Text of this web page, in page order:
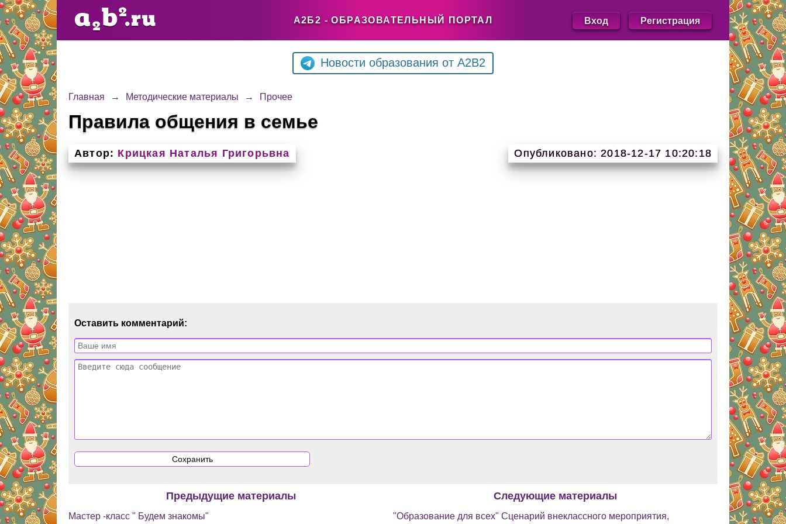
А2Б2 - ОБРАЗОВАТЕЛЬНЫЙ ПОРТАЛ Вход Регистрация
Новости образования от A2B2
Главная → Методические материалы → Прочее
Правила общения в семье
Автор: Крицкая Наталья Григорьвна Опубликовано: 2018-12-17 10:20:18
Оставить комментарий:
Предыдущие материалы
Мастер -класс " Будем знакомы"
Следующие материалы
"Образование для всех" Сценарий внеклассного мероприятия,